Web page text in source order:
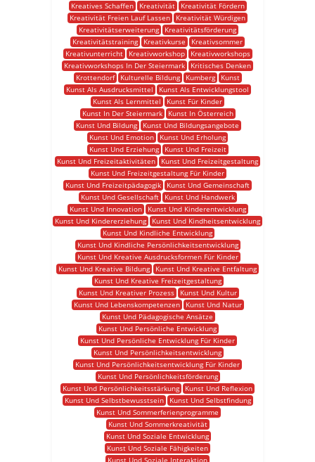
Kreatives Schaffen Kreativität
Kreativität Fördern
Kreativität Freien Lauf Lassen
Kreativität Würdigen
Kreativitätserweiterung
Kreativitätsförderung
Kreativitätstraining
Kreativkurse
Kreativsommer
Kreativunterricht
Kreativworkshop
Kreativworkshops
Kreativworkshops In Der Steiermark
Kritisches Denken
Krottendorf
Kulturelle Bildung Kumberg
Kunst
Kunst Als Ausdrucksmittel
Kunst Als Entwicklungstool
Kunst Als Lernmittel
Kunst Für Kinder
Kunst In Der Steiermark
Kunst In Österreich
Kunst Und Bildung
Kunst Und Bildungsangebote
Kunst Und Emotion
Kunst Und Erholung
Kunst Und Erziehung
Kunst Und Freizeit
Kunst Und Freizeitaktivitäten
Kunst Und Freizeitgestaltung
Kunst Und Freizeitgestaltung Für Kinder
Kunst Und Freizeitpädagogik
Kunst Und Gemeinschaft
Kunst Und Gesellschaft
Kunst Und Handwerk
Kunst Und Innovation
Kunst Und Kinderentwicklung
Kunst Und Kindererziehung
Kunst Und Kindheitsentwicklung
Kunst Und Kindliche Entwicklung
Kunst Und Kindliche Persönlichkeitsentwicklung
Kunst Und Kreative Ausdrucksformen Für Kinder
Kunst Und Kreative Bildung
Kunst Und Kreative Entfaltung
Kunst Und Kreative Freizeitgestaltung
Kunst Und Kreativer Prozess
Kunst Und Kultur
Kunst Und Lebenskompetenzen
Kunst Und Natur
Kunst Und Pädagogische Ansätze
Kunst Und Persönliche Entwicklung
Kunst Und Persönliche Entwicklung Für Kinder
Kunst Und Persönlichkeitsentwicklung
Kunst Und Persönlichkeitsentwicklung Für Kinder
Kunst Und Persönlichkeitsförderung
Kunst Und Persönlichkeitsstärkung
Kunst Und Reflexion
Kunst Und Selbstbewusstsein
Kunst Und Selbstfindung
Kunst Und Sommerferienprogramme
Kunst Und Sommerkreativität
Kunst Und Soziale Entwicklung
Kunst Und Soziale Fähigkeiten
Kunst Und Soziale Interaktion